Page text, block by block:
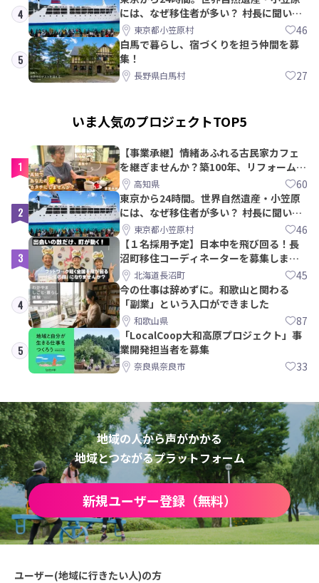
4
には、なぜ移住者が多い？ 村長に聞いて
みた東京都小笠原村 46
5
白馬で暮らし、宿づくりを担う仲間を募
集！
長野県白馬村 27
いま人気のプロジェクトTOP5
1
【事業承継】情緒あふれる古民家カフェ
を継ぎませんか？築100年、リフォームか
ら約10年！
高知県 60
2
東京から24時間。世界自然遺産・小笠原
には、なぜ移住者が多い？ 村長に聞いて
みた東京都小笠原村 46
3
【１名採用予定】日本中を飛び回る！長
沼町移住コーディネーターを募集しま
す！北海道長沼町 45
4
今の仕事は辞めずに。和歌山と関わる
「副業」という入口ができました
和歌山県 87
5
「LocalCoop大和高原プロジェクト」事
業開発担当者を募集
奈良県奈良市 33
地域の人から声がかかる
地域とつながるプラットフォーム
新規ユーザー登録（無料）
ユーザー(地域に行きたい人)の方